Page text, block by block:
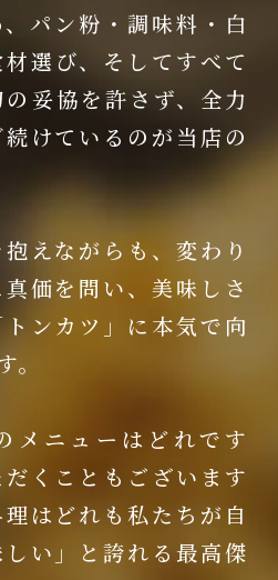
パン粉・調味料・白
選び、そしてすべて
妥協を許さず、全力
けているのが当店の
えながらも、変わり
価を問い、美味しさ
ンカツ」に本気で向
メニューはどれです
くこともございます
はどれも私たちが自
い」と誇れる最高傑